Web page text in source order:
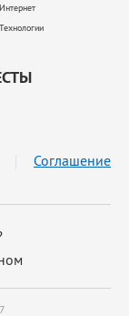
Интернет
Технологии
Соглашение